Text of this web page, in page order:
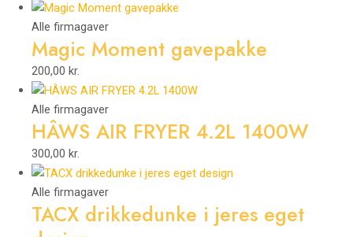
Alle firmagaver
Magic Moment gavepakke
200,00 kr.
Alle firmagaver
HÂWS AIR FRYER 4.2L 1400W
300,00 kr.
Alle firmagaver
TACX drikkedunke i jeres eget